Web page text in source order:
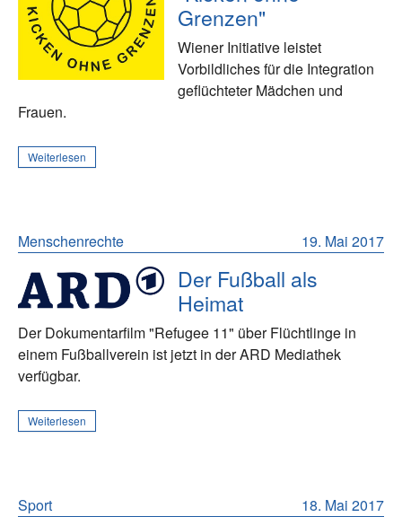
Grenzen"
Wiener Initiative leistet
Vorbildliches für die Integration
geflüchteter Mädchen und
Frauen.
Weiterlesen
19. Mai 2017
Menschenrechte
Der Fußball als
Heimat
Der Dokumentarfilm "Refugee 11" über Flüchtlinge in
einem Fußballverein ist jetzt in der ARD Mediathek
verfügbar.
Weiterlesen
18. Mai 2017
Sport